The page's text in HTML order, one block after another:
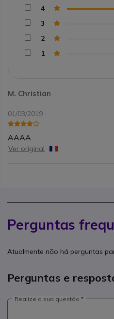
M. Christian
01/03/2019
AAAA
Ver original
4
3
2
1
Perguntas
Atualmente não há perguntas
Perguntas e
Realize a sua questão